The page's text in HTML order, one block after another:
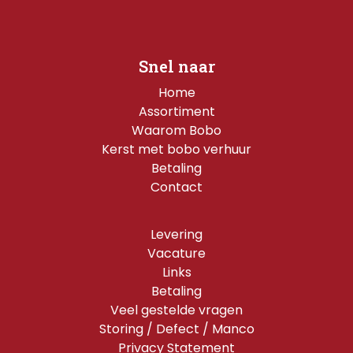
Snel naar
Home
Assortiment
Waarom Bobo
Kerst met bobo verhuur
Betaling
Contact
Levering
Vacature
Links
Betaling
Veel gestelde vragen
Storing / Defect / Manco
Privacy Statement